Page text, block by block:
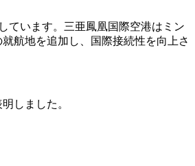
ています。三亜鳳凰国際空港はミン
航地を追加し、国際接続性を向上さ
しました。